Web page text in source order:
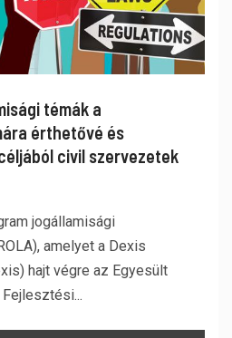
témák a
érthetővé és
civil szervezetek
jogállamisági
amelyet a Dexis
hajt végre az Egyesült